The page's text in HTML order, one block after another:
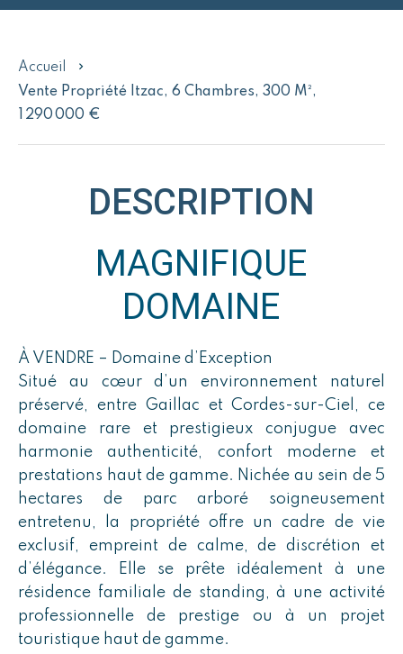
Accueil
Vente Propriété Itzac, 6 Chambres, 300 M²,
1 290 000 €
DESCRIPTION
MAGNIFIQUE
DOMAINE
À VENDRE – Domaine d’Exception
Situé au cœur d’un environnement naturel
préservé, entre Gaillac et Cordes-sur-Ciel, ce
domaine rare et prestigieux conjugue avec
harmonie authenticité, confort moderne et
prestations haut de gamme. Nichée au sein de 5
hectares de parc arboré soigneusement
entretenu, la propriété offre un cadre de vie
exclusif, empreint de calme, de discrétion et
d’élégance. Elle se prête idéalement à une
résidence familiale de standing, à une activité
professionnelle de prestige ou à un projet
touristique haut de gamme.